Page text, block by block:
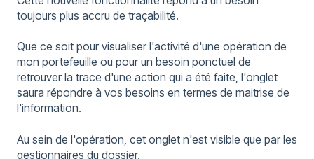
toujours plus accru de traçabilité.
Que ce soit pour visualiser l'activité d'une opération de
mon portefeuille ou pour un besoin ponctuel de
retrouver la trace d'une action qui a été faite, l'onglet
saura répondre à vos besoins en termes de maitrise de
l'information.
Au sein de l'opération, cet onglet n'est visible que par les
gestionnaires du dossier.